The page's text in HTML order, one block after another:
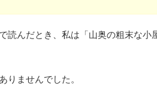
読んだとき、私は「山奥の粗末な小
りませんでした。